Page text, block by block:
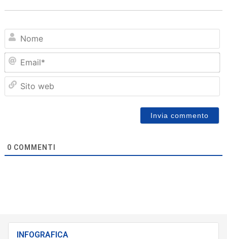
0 COMMENTI
INFOGRAFICA